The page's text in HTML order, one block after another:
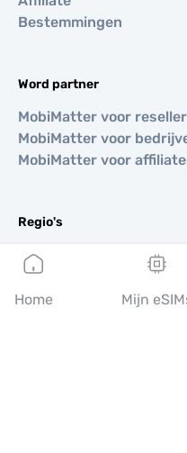
Bestemmingen
Word partner
MobiMatter voor
MobiMatter voor
MobiMatter voor
Regio's
eSIM voor Europa
eSIM voor Azië
eSIM voor Amerika
Home Mijn